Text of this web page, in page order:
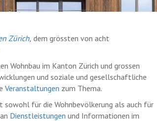
Zürich, dem grössten von acht
Wohnbau im Kanton Zürich und grossen
und soziale und gesellschaftliche
Veranstaltungen zum Thema.
sowohl für die Wohnbevölkerung als auch für
Dienstleistungen und Informationen im